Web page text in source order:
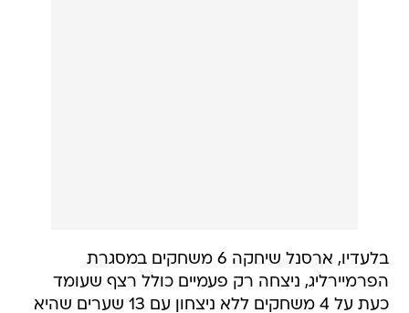
בלעדיו, ארסנל שיחקה 6 משחקים במסגרת
הפרמיירליג, ניצחה רק פעמיים כולל רצף שעומד
כעת על 4 משחקים ללא ניצחון עם 13 שערים שהיא